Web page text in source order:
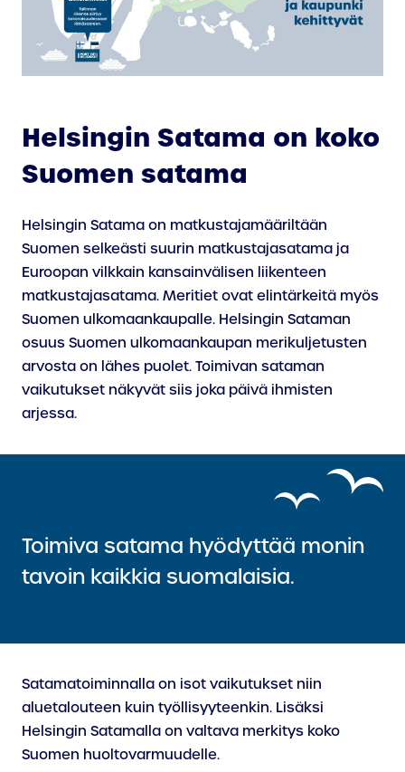
Helsingin Satama on koko
Suomen satama
Helsingin Satama on matkustajamääriltään
Suomen selkeästi suurin matkustajasatama ja
Euroopan vilkkain kansainvälisen liikenteen
matkustajasatama. Meritiet ovat elintärkeitä myös
Suomen ulkomaankaupalle. Helsingin Sataman
osuus Suomen ulkomaankaupan merikuljetusten
arvosta on lähes puolet. Toimivan sataman
vaikutukset näkyvät siis joka päivä ihmisten
arjessa.
Toimiva satama hyödyttää monin
tavoin kaikkia suomalaisia.
Satamatoiminnalla on isot vaikutukset niin
aluetalouteen kuin työllisyyteenkin. Lisäksi
Helsingin Satamalla on valtava merkitys koko
Suomen huoltovarmuudelle.